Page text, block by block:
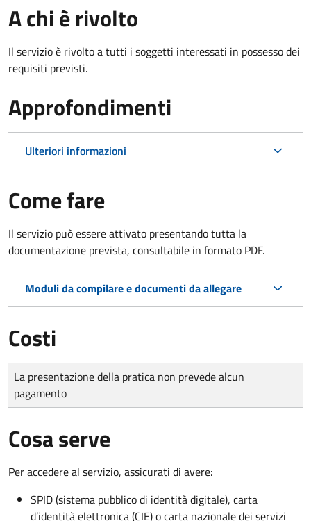
A chi è rivolto
Il servizio è rivolto a tutti i soggetti interessati in possesso dei
requisiti previsti.
Approfondimenti
Ulteriori informazioni
Come fare
Il servizio può essere attivato presentando tutta la
documentazione prevista, consultabile in formato PDF.
Moduli da compilare e documenti da allegare
Costi
Tipo di pagamento
Importo
La presentazione della pratica non prevede alcun
pagamento
Cosa serve
Per accedere al servizio, assicurati di avere:
SPID (sistema pubblico di identità digitale), carta
d’identità elettronica (CIE) o carta nazionale dei servizi